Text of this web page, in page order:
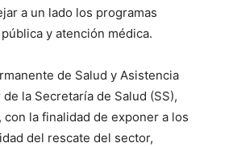
a un lado los programas
y atención médica.
de Salud y Asistencia
la Secretaría de Salud (SS),
con la finalidad de exponer a los
del rescate del sector,